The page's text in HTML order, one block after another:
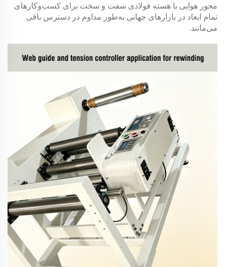
محور هوایی با هسته فولادی سفت و سخت برای کسب‌وکارهای
تمام ابعاد در بازارهای جهانی به‌طور مداوم در دسترس باقی
می‌مانند.